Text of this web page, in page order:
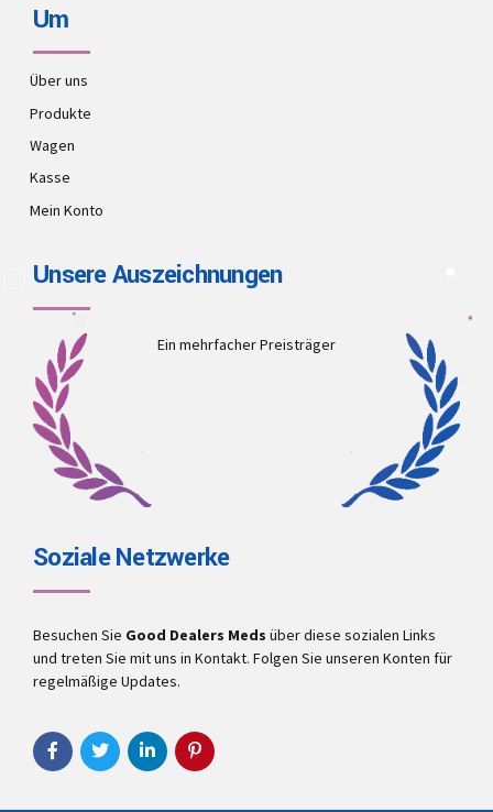
Um
Über uns
Produkte
Wagen
Kasse
Mein Konto
Unsere Auszeichnungen
Ein mehrfacher Preisträger
Soziale Netzwerke
Besuchen Sie Good Dealers Meds über diese sozialen Links
und treten Sie mit uns in Kontakt. Folgen Sie unseren Konten für
regelmäßige Updates.